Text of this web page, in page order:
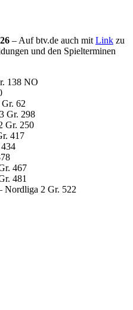
– Auf btv.de auch mit Link zu
und den Spielterminen
138 NO
62
Gr. 298
Gr. 250
417
467
481
2 Gr. 522